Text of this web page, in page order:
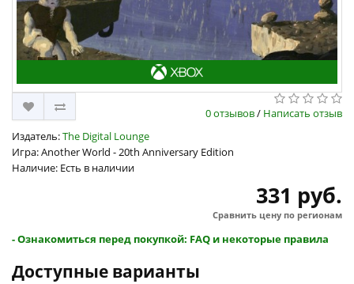
0 отзывов/ Написать отзыв
Издатель:The Digital Lounge
Игра: Another World - 20th Anniversary Edition
Наличие: Есть в наличии
331 руб.
Сравнить цену по регионам
- Ознакомиться перед покупкой: FAQ и некоторые правила
Доступные варианты